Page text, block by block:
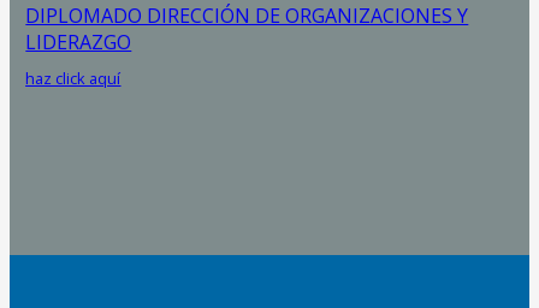
DIPLOMADO DIRECCIÓN DE ORGANIZACIONES Y
LIDERAZGO
haz click aquí